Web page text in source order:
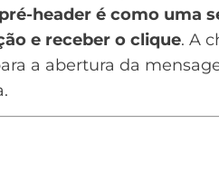
header é como uma
e receber o clique. A
a abertura da